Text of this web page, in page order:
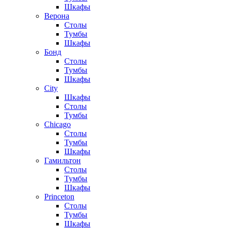
Шкафы
Верона
Столы
Тумбы
Шкафы
Бонд
Столы
Тумбы
Шкафы
City
Шкафы
Столы
Тумбы
Chicago
Столы
Тумбы
Шкафы
Гамильтон
Столы
Тумбы
Шкафы
Princeton
Столы
Тумбы
Шкафы